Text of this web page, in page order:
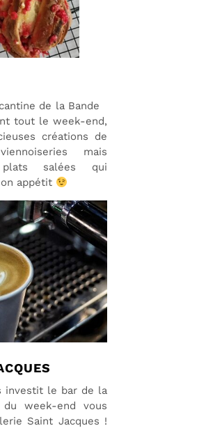
de la Bande
tout le week-end,
créations de
mais
plats salées qui
appétit
investit le bar de la
week-end vous
Saint Jacques !